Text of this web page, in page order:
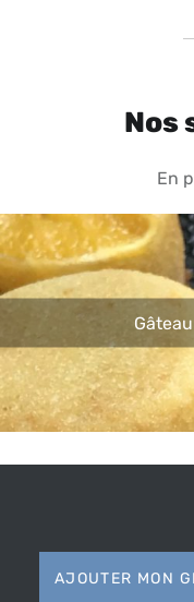
Nos
En
AJOUTER MON